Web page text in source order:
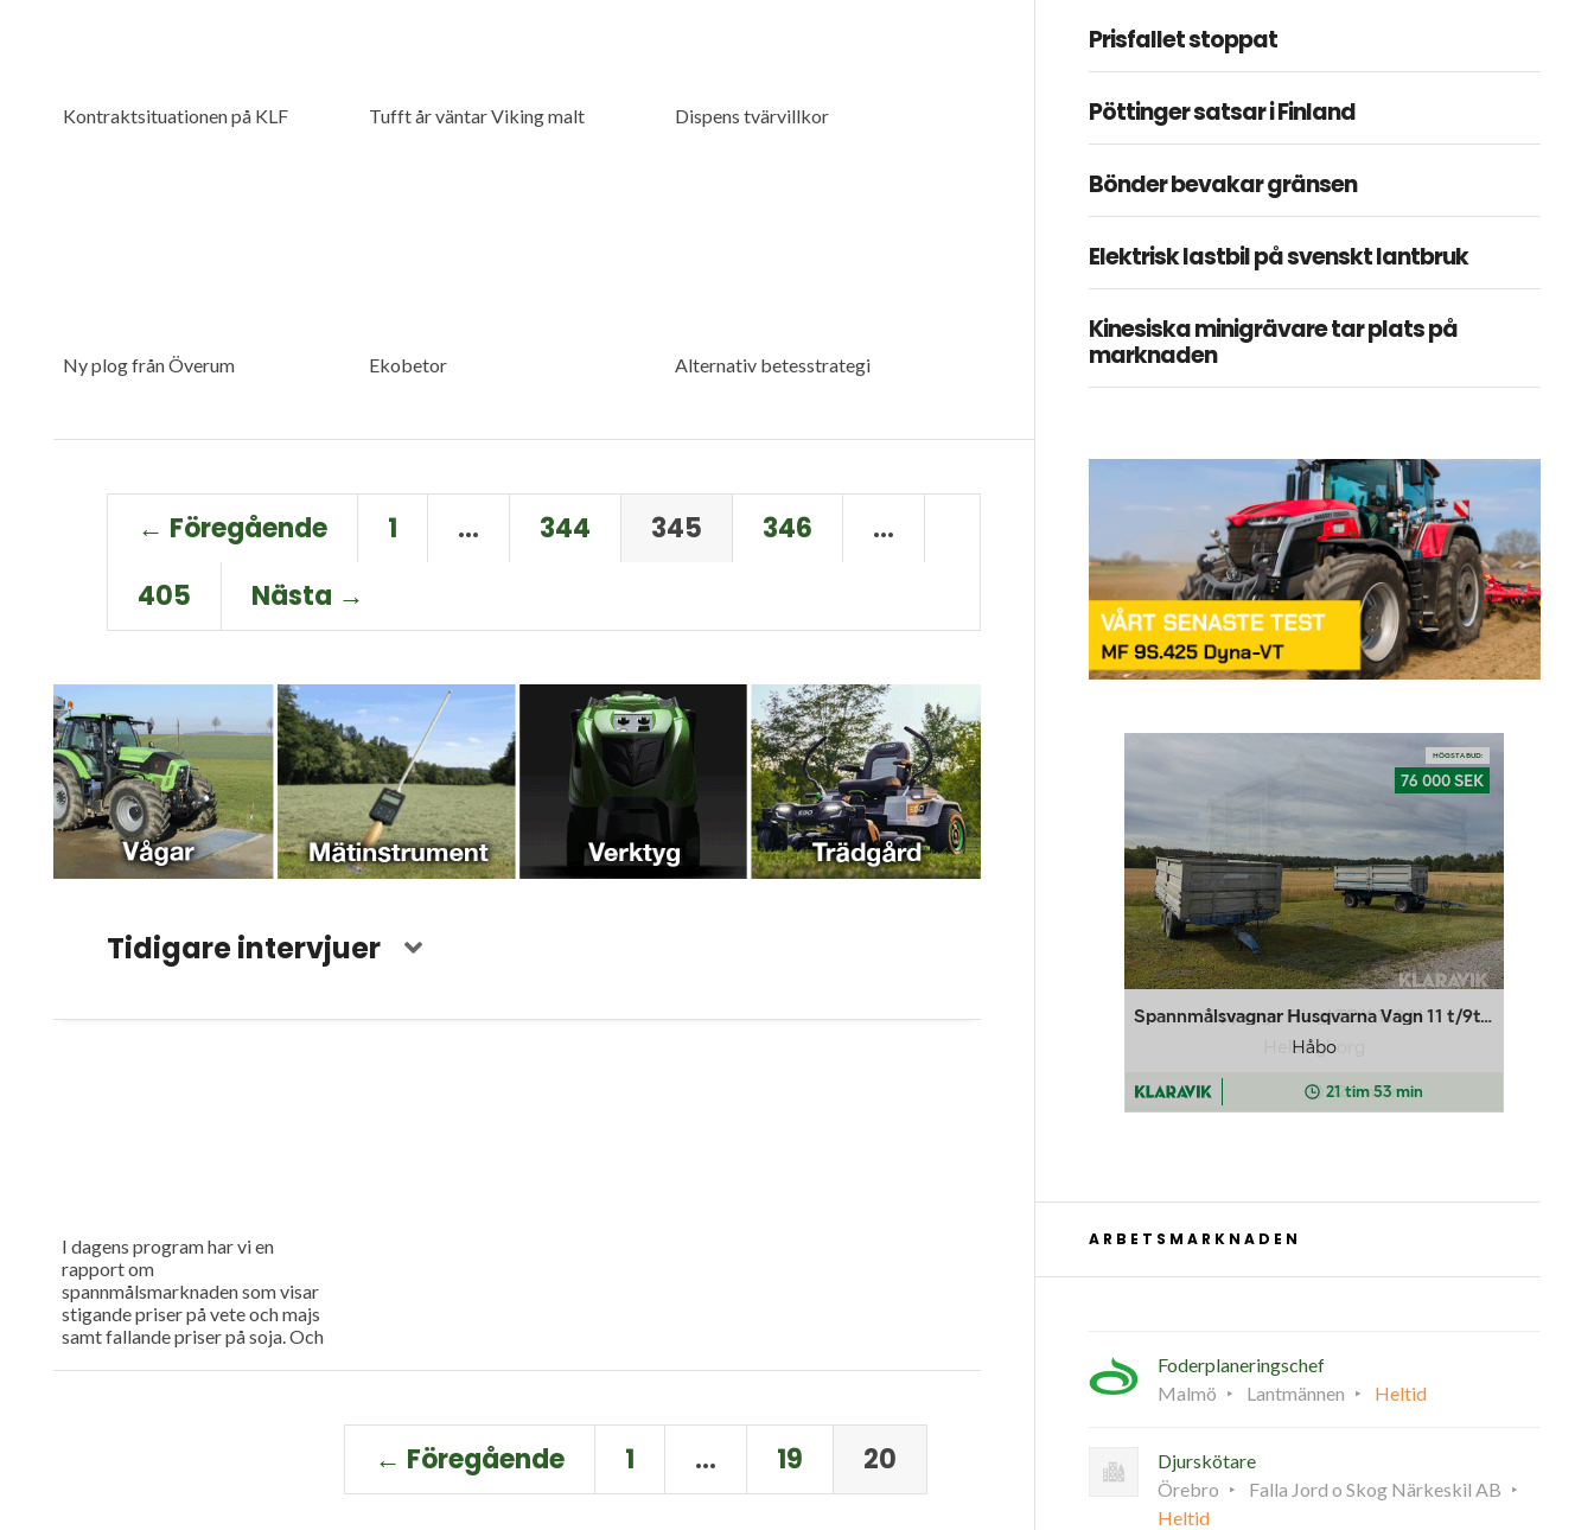
Kontraktsituationen på KLF Tufft år väntar Viking malt Dispens tvärvillkor
Ny plog från Överum Ekobetor Alternativ betesstrategi
← Föregående 1 … 344 345 346
…
405
Nästa →
Tidigare intervjuer
I dagens program har vi en
rapport om
spannmålsmarknaden som visar
stigande priser på vete och majs
samt fallande priser på soja. Och
← Föregående 1 … 19 20
Prisfallet stoppat
Pöttinger satsar i Finland
Bönder bevakar gränsen
Elektrisk lastbil på svenskt lantbruk
Kinesiska minigrävare tar plats på
marknaden
ARBETSMARKNADEN
Foderplaneringschef
Malmö
Lantmännen Heltid
Djurskötare
Örebro
Falla Jord o Skog Närkeskil AB
Heltid